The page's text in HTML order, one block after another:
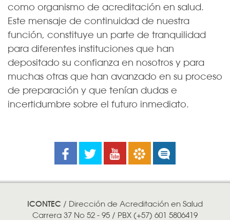
como organismo de acreditación en salud.
Este mensaje de continuidad de nuestra
función, constituye un parte de tranquilidad
para diferentes instituciones que han
depositado su confianza en nosotros y para
muchas otras que han avanzado en su proceso
de preparación y que tenían dudas e
incertidumbre sobre el futuro inmediato.​
Facebook
Twitter YoutubeBoletines
ICONTEC / Dirección de Acreditación en Salud
Carrera 37 No 52 - 95 / PBX (+57) 601 5806419